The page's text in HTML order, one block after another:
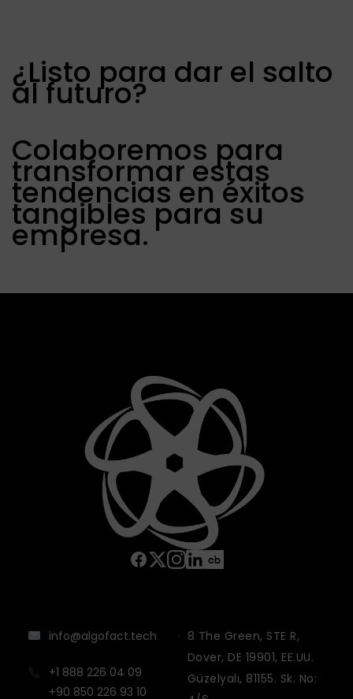
¿Listo para dar el salto
al futuro?
Colaboremos para
transformar estas
tendencias en éxitos
tangibles para su
empresa.
info@algofact.tech
+1 888 226 04 09
+90 850 226 93 10
8 The Green, STE R,
Dover, DE 19901, EE.UU.
Güzelyalı, 81155. Sk. No: